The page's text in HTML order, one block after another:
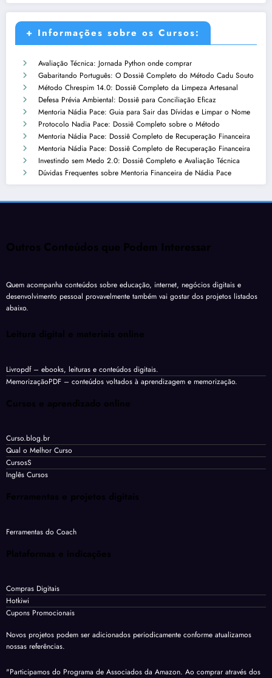
+ Informações sobre os Cursos:
Avaliação Técnica: Jornada Python onde comprar
Gabaritando Português: O Dossiê Completo do Método Cadu Souto
Método Chrespim 14.0: Dossiê Completo da Limpeza Artesanal
Defesa Prévia Ambiental: Dossiê para Conciliação Eficaz
Mentoria Nádia Pace: Guia para Sair das Dívidas e Limpar o Nome
Protocolo Nadia Pace: Dossiê Completo sobre o Método
Mentoria Nádia Pace: Dossiê Completo de Recuperação Financeira
Mentoria Nádia Pace: Dossiê Completo de Recuperação Financeira
Investindo sem Medo 2.0: Dossiê Completo e Avaliação Técnica
Dúvidas Frequentes sobre Mentoria Financeira de Nádia Pace
Outros Conteúdos que Podem Interessar
Quem acompanha conteúdos sobre educação, internet, negócios digitais e
desenvolvimento pessoal provavelmente também vai gostar dos projetos listados
abaixo.
Leitura digital e materiais online
Livropdf– ebooks, leituras e conteúdos digitais.
MemorizaçãoPDF – conteúdos voltados à aprendizagem e memorização.
Cursos e aprendizado online
Curso.blog.br
Qual o Melhor Curso
CursosS
Inglês Cursos
Ferramentas e projetos digitais
Ferramentas do Coach
Plataformas e indicações
Compras Digitais
Hotkiwi
Cupons Promocionais
Novos projetos podem ser adicionados periodicamente conforme atualizamos
nossas referências.
"Participamos do Programa de Associados da Amazon. Ao comprar através dos